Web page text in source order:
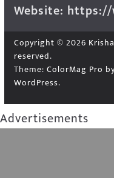
Website:
Copyright © 2026
reserved.
Theme: ColorMag Pro
WordPress.
Advertisements